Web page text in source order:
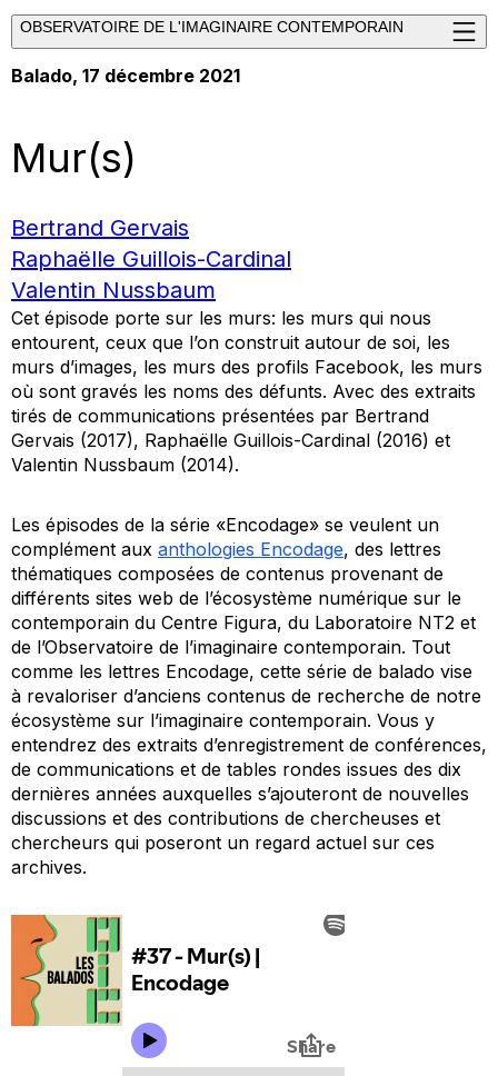
OBSERVATOIRE DE L'IMAGINAIRE CONTEMPORAIN
Balado, 17 décembre 2021
Mur(s)
Bertrand Gervais
Raphaëlle Guillois-Cardinal
Valentin Nussbaum
Cet épisode porte sur les murs: les murs qui nous
entourent, ceux que l’on construit autour de soi, les
murs d’images, les murs des profils Facebook, les murs
où sont gravés les noms des défunts. Avec des extraits
tirés de communications présentées par Bertrand
Gervais (2017), Raphaëlle Guillois-Cardinal (2016) et
Valentin Nussbaum (2014).
Les épisodes de la série «Encodage» se veulent un
complément aux anthologies Encodage, des lettres
thématiques composées de contenus provenant de
différents sites web de l’écosystème numérique sur le
contemporain du Centre Figura, du Laboratoire NT2 et
de l’Observatoire de l’imaginaire contemporain. Tout
comme les lettres Encodage, cette série de balado vise
à revaloriser d’anciens contenus de recherche de notre
écosystème sur l’imaginaire contemporain. Vous y
entendrez des extraits d’enregistrement de conférences,
de communications et de tables rondes issues des dix
dernières années auxquelles s’ajouteront de nouvelles
discussions et des contributions de chercheuses et
chercheurs qui poseront un regard actuel sur ces
archives.